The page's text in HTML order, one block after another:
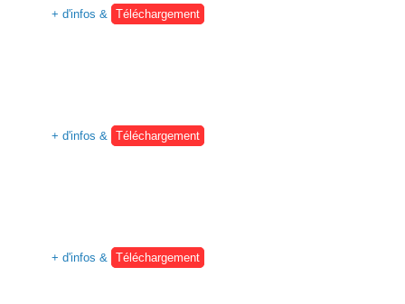
+ d'infos &
Téléchargement
+ d'infos &
Téléchargement
+ d'infos &
Téléchargement